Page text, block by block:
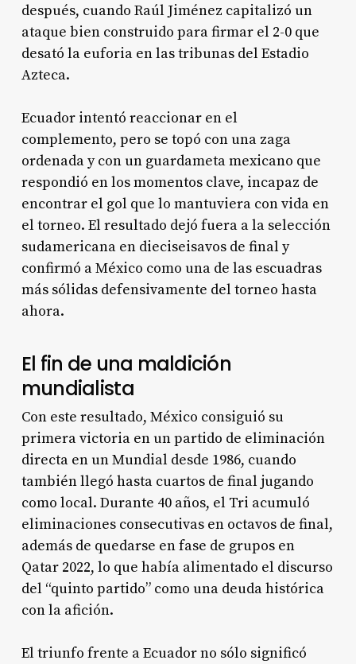
después, cuando Raúl Jiménez capitalizó un
ataque bien construido para firmar el 2-0 que
desató la euforia en las tribunas del Estadio
Azteca.
Ecuador intentó reaccionar en el
complemento, pero se topó con una zaga
ordenada y con un guardameta mexicano que
respondió en los momentos clave, incapaz de
encontrar el gol que lo mantuviera con vida en
el torneo. El resultado dejó fuera a la selección
sudamericana en dieciseisavos de final y
confirmó a México como una de las escuadras
más sólidas defensivamente del torneo hasta
ahora.
El fin de una maldición
mundialista
Con este resultado, México consiguió su
primera victoria en un partido de eliminación
directa en un Mundial desde 1986, cuando
también llegó hasta cuartos de final jugando
como local. Durante 40 años, el Tri acumuló
eliminaciones consecutivas en octavos de final,
además de quedarse en fase de grupos en
Qatar 2022, lo que había alimentado el discurso
del “quinto partido” como una deuda histórica
con la afición.
El triunfo frente a Ecuador no sólo significó